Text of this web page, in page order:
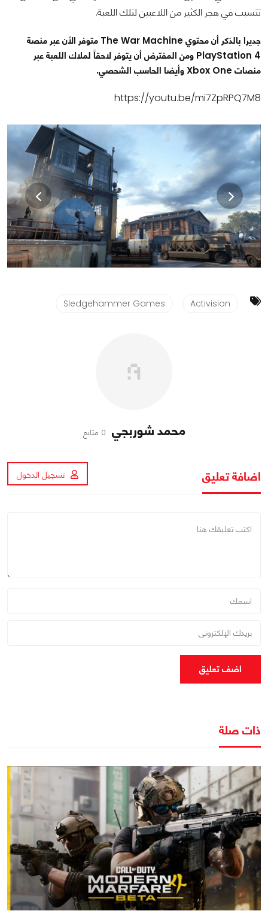
تتسبب في هجر الكثير من اللاعبين لتلك اللعبة.
جديرا بالذكر أن محتوي The War Machine متوفر الأن عبر منصة
PlayStation 4 ومن المفترض أن يتوفر لاحقاً لملاك اللعبة عبر
منصات Xbox One وأيضا الحاسب الشحصي.
https://youtu.be/mi7ZpRPQ7M8
Activision
Sledgehammer Games
محمد شوربجي 0 متابع
اضافة تعليق تسجيل الدخول
اضف تعليق
ذات صلة